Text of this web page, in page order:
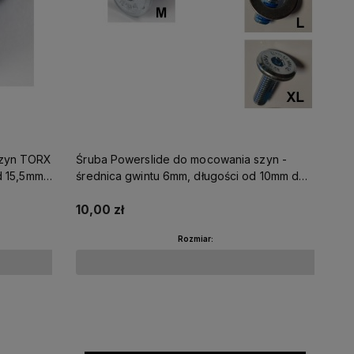
TORX
Śruba Powerslide do mocowania szyn -
średnica gwintu 6mm, długości od 10mm do
10,00 zł
Rozmiar: